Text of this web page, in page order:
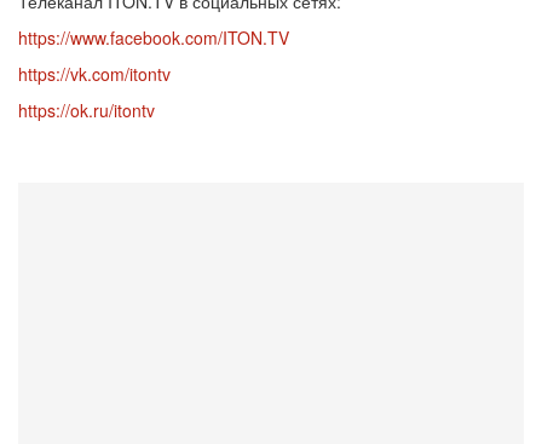
https://www.facebook.com/ITON.TV
https://vk.com/itontv
https://ok.ru/itontv